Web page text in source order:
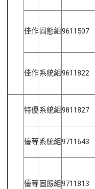
佳作 固態組9611507
佳作系統組9611822
特優系統組9811827
優等系統組9711643
優等 固態組9711813